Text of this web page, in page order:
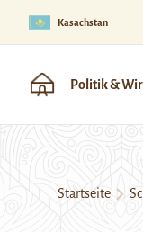
Kasachstan
Politik &
Startseite